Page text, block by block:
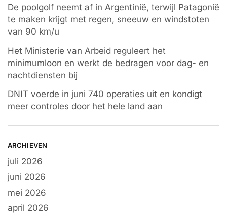
De poolgolf neemt af in Argentinië, terwijl Patagonië
te maken krijgt met regen, sneeuw en windstoten
van 90 km/u
Het Ministerie van Arbeid reguleert het
minimumloon en werkt de bedragen voor dag- en
nachtdiensten bij
DNIT voerde in juni 740 operaties uit en kondigt
meer controles door het hele land aan
ARCHIEVEN
juli 2026
juni 2026
mei 2026
april 2026